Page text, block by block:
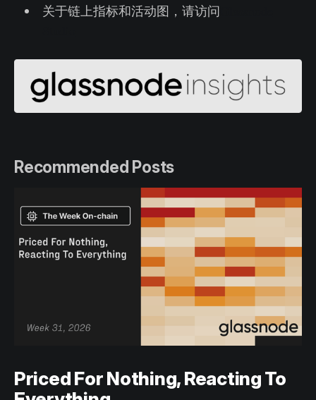
关于链上指标和活动图，请访问
Recommended Posts
Priced For Nothing, Reacting To